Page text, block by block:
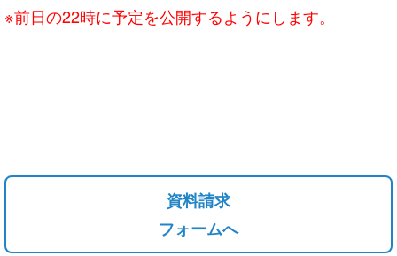
※前日の22時に予定を公開するようにします。
資料請求
フォームへ